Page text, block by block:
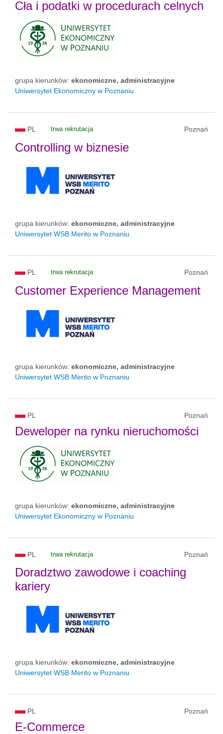
Cła i podatki w procedurach celnych
grupa kierunków: ekonomiczne, administracyjne
Uniwersytet Ekonomiczny w Poznaniu
PL trwa rekrutacja Poznań
Controlling w biznesie
grupa kierunków: ekonomiczne, administracyjne
Uniwersytet WSB Merito w Poznaniu
PL trwa rekrutacja Poznań
Customer Experience Management
grupa kierunków: ekonomiczne, administracyjne
Uniwersytet WSB Merito w Poznaniu
PL Poznań
Deweloper na rynku nieruchomości
grupa kierunków: ekonomiczne, administracyjne
Uniwersytet Ekonomiczny w Poznaniu
PL trwa rekrutacja Poznań
Doradztwo zawodowe i coaching
kariery
grupa kierunków: ekonomiczne, administracyjne
Uniwersytet WSB Merito w Poznaniu
PL Poznań
E-Commerce